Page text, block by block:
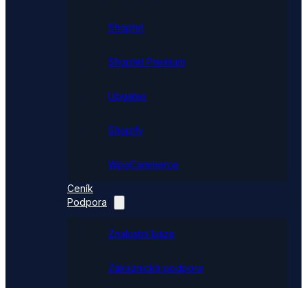
Shoptet
Shoptet Premium
Upgates
Shopify
WooCommerce
Ceník
Podpora
Znalostní báze
Zákaznická podpora